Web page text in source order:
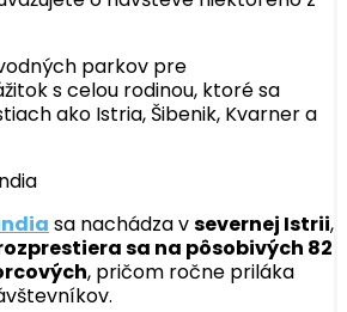
parkov pre
s celou rodinou, ktoré sa
ako Istria, Šibenik, Kvarner a
sa nachádza vsevernej Istrii,
sa na pôsobivých 82
, pričom ročne priláka